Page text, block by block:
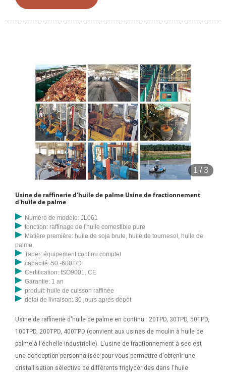
échelle présentait les avantages suivants : ◆Cette unité appartient au
écologique, personnel d'exploitation réduit, économies d'énergie.
1 /3
Usine de raffinerie d'huile de palme Usine de fractionnement
d'huile de palme
Numéro de modèle: JL061
fonction: raffinage de l'huile comestible pure
Matière première: huile de soja brute, huile de tournesol, huile de
palme.
Taper: équipement continu complet
capacité: 50 -600T/D
Certification: ISO9001, CE
Garantie: 1 an
produit: huile de cuisson raffinée
délai de livraison: 30 jours après dépôt
Usine de raffinerie d'huile de palme en continu : 20TPD, 30TPD, 50TPD,
100TPD, 200TPD, 400TPD (convient aux usines de moulin à huile de
palme à l'échelle industrielle). L'usine de fractionnement à sec est
une conception personnalisée pour vous permettre d'obtenir une
cristallisation sélective de différents triglycérides dans l'huile